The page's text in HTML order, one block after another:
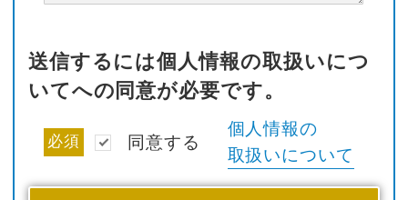
送信するには個人情報の取扱いにつ
いてへの同意が必要です。
必須 同意する
個人情報の
取扱いについて